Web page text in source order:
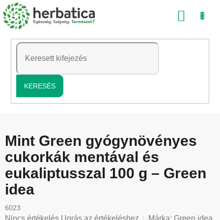
Ugrás
a
tartalomhoz
KERESÉS
Mint Green gyógynövényes
cukorkák mentával és
eukaliptusszal 100 g – Green
idea
6023
A
Nincs értékelés Ugrás az értékeléshez Márka: Green idea